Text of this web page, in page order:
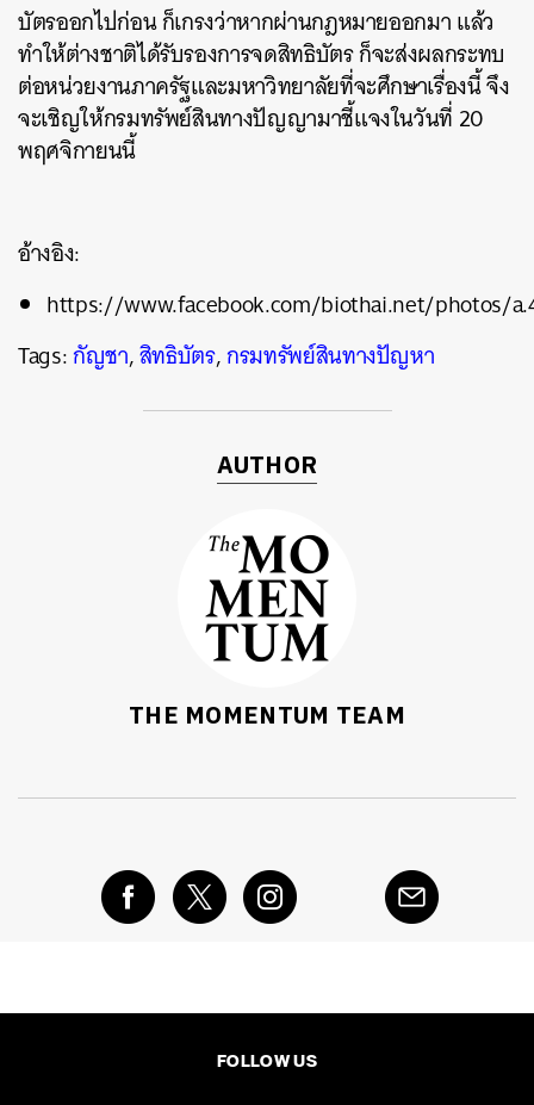
บัตรออกไปก่อน ก็เกรงว่าหากผ่านกฎหมายออกมา แล้ว
ทำให้ต่างชาติได้รับรองการจดสิทธิบัตร ก็จะส่งผลกระทบ
ต่อหน่วยงานภาครัฐและมหาวิทยาลัยที่จะศึกษาเรื่องนี้ จึง
จะเชิญให้กรมทรัพย์สินทางปัญญามาชี้แจงในวันที่ 20
พฤศจิกายนนี้
อ้างอิง:
https://www.facebook.com/biothai.net/photos/
Tags:กัญชา,สิทธิบัตร,กรมทรัพย์สินทางปัญหา
AUTHOR
THE MOMENTUM TEAM
FOLLOW US
ค้นหา